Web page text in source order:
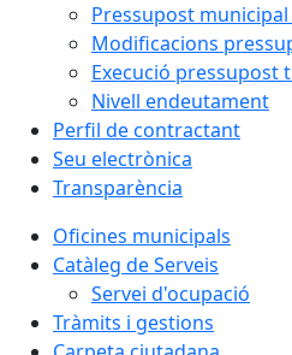
Pressupost
Modificacions
Execució pressupost
Nivell endeutament
Perfil de contractant
Seu electrònica
Transparència
Oficines municipals
Catàleg de Serveis
Servei d'ocupació
Tràmits i gestions